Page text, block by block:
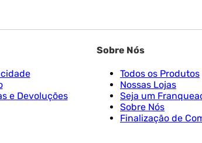
e Devoluções
Sobre Nós
Todos os Produtos
Nossas Lojas
Seja um
Sobre Nós
Finalização de